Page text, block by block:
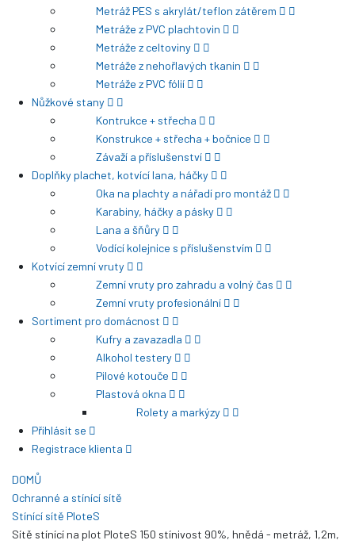
Metráž PES s akrylát/teflon zátěrem
Metráže z PVC plachtovin
Metráže z celtoviny
Metráže z nehořlavých tkanin
Metráže z PVC fólií
Nůžkové stany
Kontrukce + střecha
Konstrukce + střecha + bočnice
Závaží a příslušenství
Doplňky plachet, kotvící lana, háčky
Oka na plachty a nářadí pro montáž
Karabiny, háčky a pásky
Lana a šňůry
Vodící kolejnice s příslušenstvím
Kotvící zemní vruty
Zemní vruty pro zahradu a volný čas
Zemní vruty profesionální
Sortiment pro domácnost
Kufry a zavazadla
Alkohol testery
Pilové kotouče
Plastová okna
Rolety a markýzy
Přihlásit se
Registrace klienta
DOMŮ
Ochranné a stínící sítě
Stínící sítě PloteS
Sítě stínící na plot PloteS 150 stínivost 90%, hnědá - metráž, 1,2m,